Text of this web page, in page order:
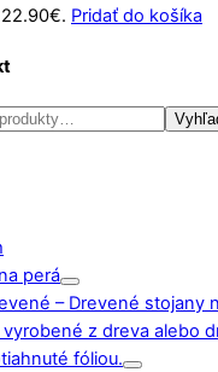
Pridať do košíka
perá
– Drevené stojany
vyrobené z dreva alebo
fóliou.